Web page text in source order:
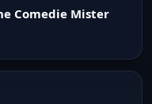
Comedie Mister